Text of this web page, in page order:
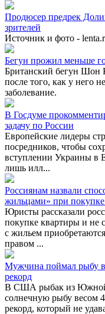
Продюсер предрек
зрителей
Источник и фото -
Бегун прожил меньше
Британский бегун Шон
после того, как у него
заболевание.
В Госдуме
задачу по России
Европейские лидеры
посредников, чтобы
вступлении Украины в
лишь илл...
Россиянам назвали
жильцами» при
Юристы рассказали
покупке квартиры и не
с жильем
правом ...
Мужчина поймал рыбу
рекорд
В США рыбак из Южной
солнечную рыбу весом
рекорд, который не